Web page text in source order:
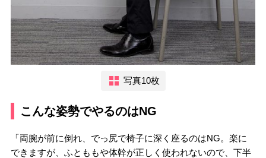
写真10枚
こんな姿勢でやるのはNG
「両腕が前に倒れ、でっ尻で椅子に深く座るのはNG。楽に
できますが、ふとももや体幹が正しく使われないので、下半